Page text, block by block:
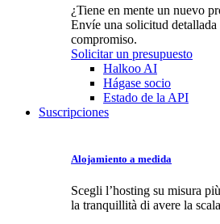
¿Tiene en mente un nuevo
Envíe una solicitud detallada
compromiso.
Solicitar un presupuesto
Halkoo AI
Hágase socio
Estado de la API
Suscripciones
Alojamiento a medida
Scegli l’hosting su misura
la tranquillità di avere la